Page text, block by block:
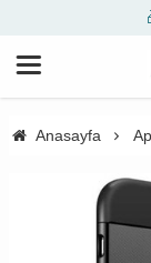
Anasayfa